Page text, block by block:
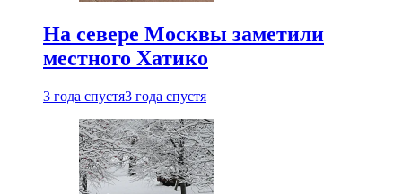
На севере Москвы заметили
местного Хатико
3 года спустя3 года спустя